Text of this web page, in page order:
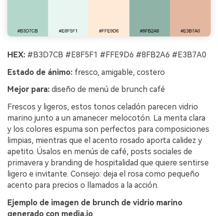
HEX: #B3D7CB #E8F5F1 #FFE9D6 #8FB2A6 #E3B7A0
Estado de ánimo: fresco, amigable, costero
Mejor para: diseño de menú de brunch café
Frescos y ligeros, estos tonos celadón parecen vidrio
marino junto a un amanecer melocotón. La menta clara
y los colores espuma son perfectos para composiciones
limpias, mientras que el acento rosado aporta calidez y
apetito. Úsalos en menús de café, posts sociales de
primavera y branding de hospitalidad que quiere sentirse
ligero e invitante. Consejo: deja el rosa como pequeño
acento para precios o llamados a la acción.
Ejemplo de imagen de brunch de vidrio marino
generado con media.io